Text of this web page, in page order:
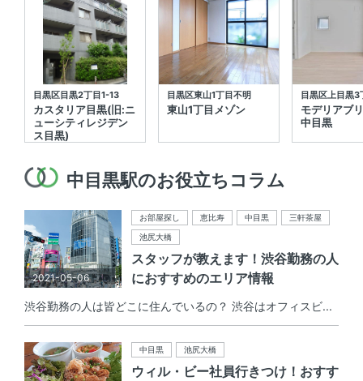
目黒区目黒2丁目1-13
カスタリア目黒(旧:ニ
ューシティレジデン
ス目黒)
目黒区東山1丁目不明
東山1丁目メゾン
目黒区上目黒3
モデリアブ
中目黒
中目黒駅のお役立ちコラム
2021-05-06
お部屋探し 恵比寿 中目黒
三軒茶屋
池尻大橋
スタッフが教えます！渋谷勤務の人
におすすめのエリア情報
渋谷勤務の人は皆どこに住んでいるの？ 渋谷はオフィスビ...
中目黒 池尻大橋
ウィル・ビー社員行きつけ！おすす